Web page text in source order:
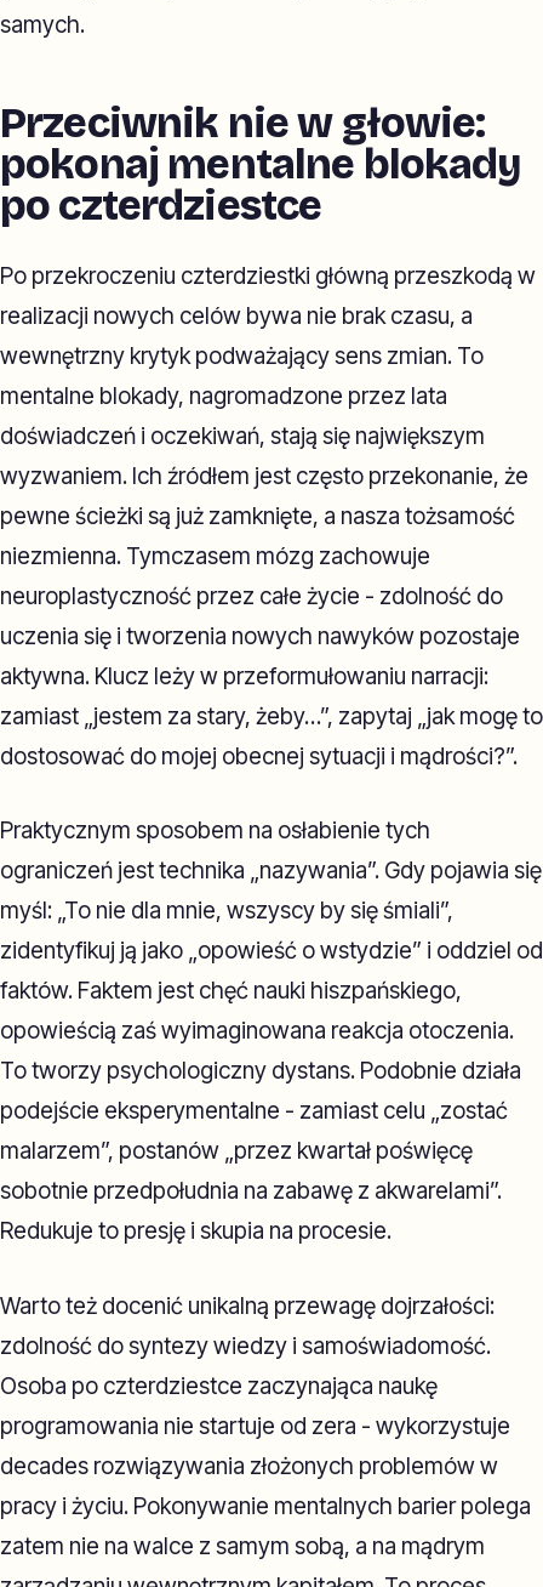
samych.
Przeciwnik nie w głowie:
pokonaj mentalne blokady
po czterdziestce
Po przekroczeniu czterdziestki główną przeszkodą w
realizacji nowych celów bywa nie brak czasu, a
wewnętrzny krytyk podważający sens zmian. To
mentalne blokady, nagromadzone przez lata
doświadczeń i oczekiwań, stają się największym
wyzwaniem. Ich źródłem jest często przekonanie, że
pewne ścieżki są już zamknięte, a nasza tożsamość
niezmienna. Tymczasem mózg zachowuje
neuroplastyczność przez całe życie - zdolność do
uczenia się i tworzenia nowych nawyków pozostaje
aktywna. Klucz leży w przeformułowaniu narracji:
zamiast „jestem za stary, żeby…”, zapytaj „jak mogę to
dostosować do mojej obecnej sytuacji i mądrości?”.
Praktycznym sposobem na osłabienie tych
ograniczeń jest technika „nazywania”. Gdy pojawia się
myśl: „To nie dla mnie, wszyscy by się śmiali”,
zidentyfikuj ją jako „opowieść o wstydzie” i oddziel od
faktów. Faktem jest chęć nauki hiszpańskiego,
opowieścią zaś wyimaginowana reakcja otoczenia.
To tworzy psychologiczny dystans. Podobnie działa
podejście eksperymentalne - zamiast celu „zostać
malarzem”, postanów „przez kwartał poświęcę
sobotnie przedpołudnia na zabawę z akwarelami”.
Redukuje to presję i skupia na procesie.
Warto też docenić unikalną przewagę dojrzałości:
zdolność do syntezy wiedzy i samoświadomość.
Osoba po czterdziestce zaczynająca naukę
programowania nie startuje od zera - wykorzystuje
decades rozwiązywania złożonych problemów w
pracy i życiu. Pokonywanie mentalnych barier polega
zatem nie na walce z samym sobą, a na mądrym